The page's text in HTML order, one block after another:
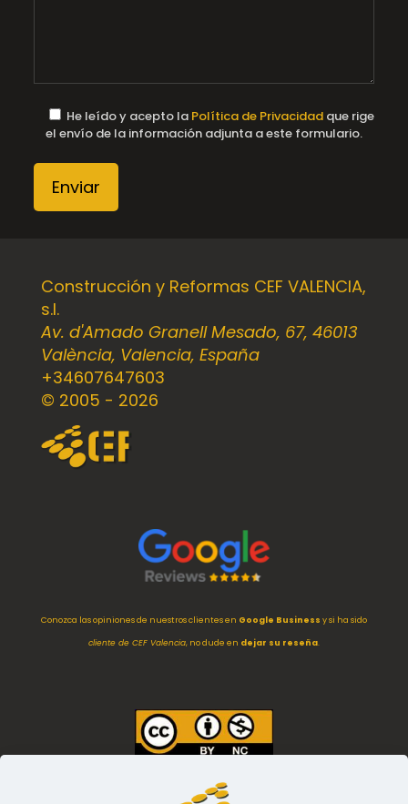
He leído y acepto la Política de Privacidadque rige
el envío de la información adjunta a este formulario.
Construcción y Reformas CEF VALENCIA,
s.l.
Av. d'Amado Granell Mesado, 67, 46013
València, Valencia, España
+34607647603
© 2005 - 2026
Conozca las opiniones de nuestros clientes en Google Business y si ha sido
cliente de CEF Valencia, no dude en dejar su reseña.
empleadas en esta web están